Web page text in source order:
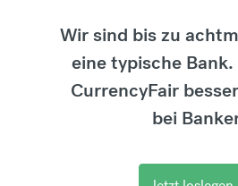
Wir sind bis zu
eine typische
CurrencyFair
bei